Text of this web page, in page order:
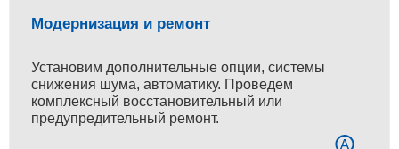
Модернизация и ремонт
Установим дополнительные опции, системы
снижения шума, автоматику. Проведем
комплексный восстановительный или
предупредительный ремонт.